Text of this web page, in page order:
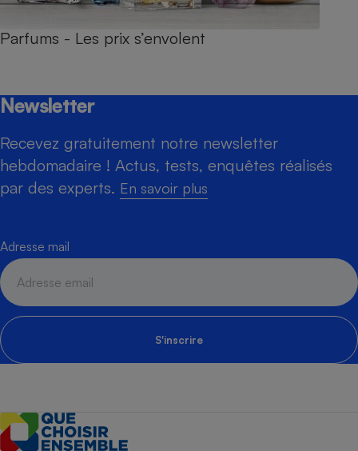
Parfums - Les prix s’envolent
Newsletter
Recevez gratuitement notre newsletter
hebdomadaire ! Actus, tests, enquêtes réalisés
par des experts. En savoir plus
Adresse mail
S'inscrire